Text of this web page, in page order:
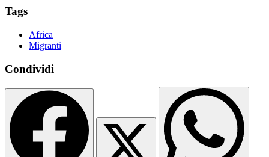
Tags
Africa
Migranti
Condividi